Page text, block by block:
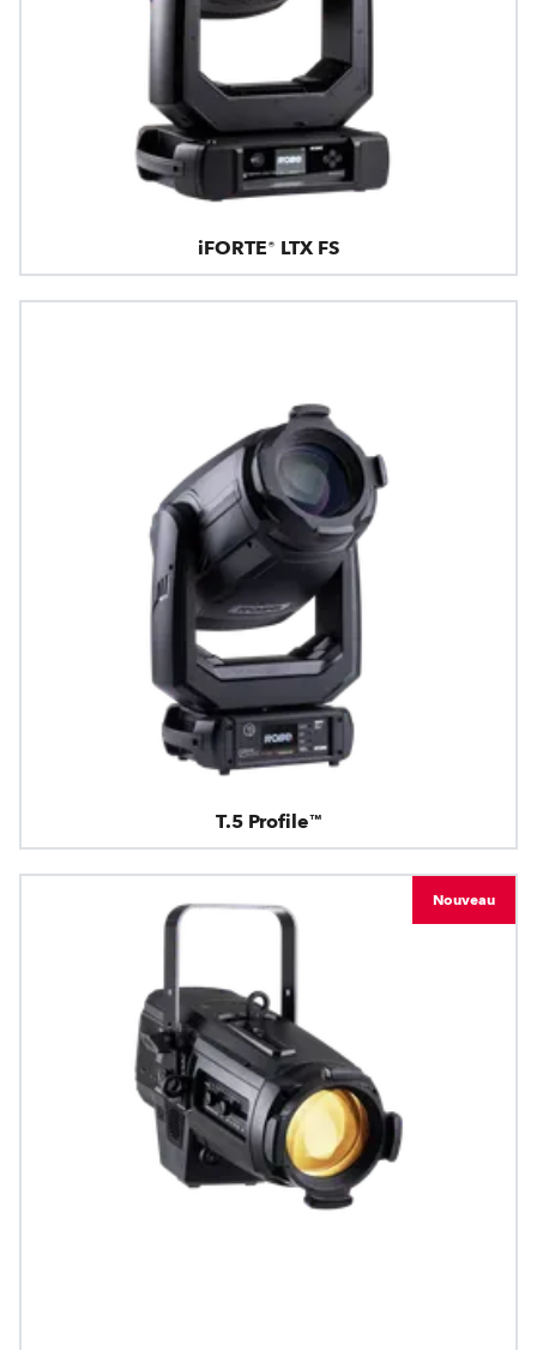
iFORTE® LTX FS
T.5 Profile™
Nouveau